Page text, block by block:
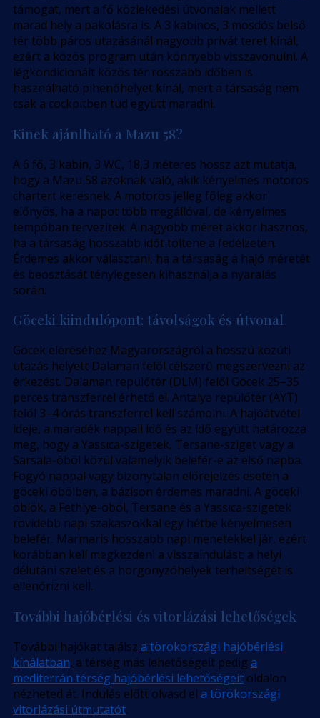
támogat, mert a fő közlekedési útvonalak mellett
marad hely a pakolásra is. A 3 kabinos, 3 mosdós belső
tér több páros utazásánál nagyobb privát teret kínál,
ezért a közös program után könnyebb visszavonulni. A
légkondicionált közös tér rosszabb időben is
használható pihenőhelyet kínál, mert a társaság nem
csak a cockpitben tud együtt maradni.
Kinek ajánlható a Mazu 58?
A 6 fő, 3 kabin, 3 WC, 18,3 méteres hossz azt mutatja,
hogy a Mazu 58 azoknak való, akik kényelmes motoros
chartert keresnek. A motoros jelleg főleg akkor
előnyös, ha a napot több megállóval, de kényelmes
tempóban tervezitek. A nagyobb méret akkor hasznos,
ha a társaság hosszabb időt töltene a fedélzeten.
Érdemes akkor választani, ha a társaság a hajó méretét
és beosztását ténylegesen kihasználja a nyaralás
során.
Göceki kiindulópont: távolságok és útvonal
Göcek eléréséhez Magyarországról a hosszú közúti
utazás helyett Dalaman felől célszerű megszervezni az
érkezést. Dalaman repülőtér (DLM) felől Göcek 25–35
perces transzferrel érhető el. Antalya repülőtér (AYT)
felől 3–4 órás transzferrel kell számolni. A hajóátvétel
ideje, a maradék nappali idő és az idő együtt határozza
meg, hogy a Yassıca-szigetek, Tersane-sziget vagy a
Sarsala-öböl közül valamelyik belefér-e az első napba.
Fogyó nappal vagy bizonytalan előrejelzés esetén a
göceki öbölben, a bázison érdemes maradni. A göceki
öblök, a Fethiye-öböl, Tersane és a Yassıca-szigetek
rövidebb napi szakaszokkal egy hétbe kényelmesen
belefér. Marmaris hosszabb napi menetekkel jár, ezért
korábban kell megkezdeni a visszaindulást; a helyi
délutáni szelet és a horgonyzóhelyek terheltségét is
ellenőrizni kell.
További hajóbérlési és vitorlázási lehetőségek
További hajókat találsz a törökországi hajóbérlési
kínálatban, a térség más lehetőségeit pedig a
mediterrán térség hajóbérlési lehetőségeit oldalon
nézheted át. Indulás előtt olvasd el a törökországi
vitorlázási útmutatót.